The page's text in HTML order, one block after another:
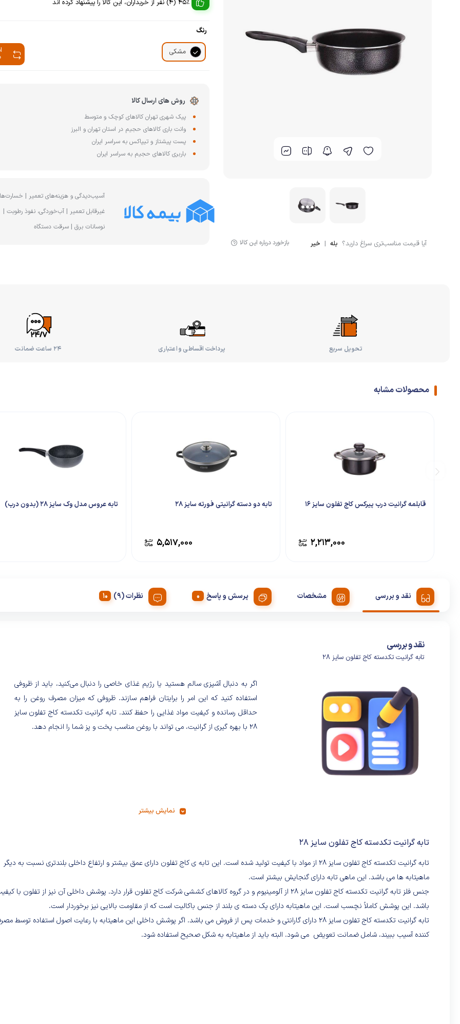
هات داگ پز
چای ساز
آیا قیمت مناسب‌تری سراغ دارید؟ بله | خیر بازخورد درباره این کالا
45% (4) نفر از خریداران، این کالا را پیشنهاد کرده اند
رنگ
مشکی
روش های ارسال کالا
پیک شهری تهران کالاهای کوچک و متوسط
وانت باری کالاهای حجیم در استان تهران و البرز
پست پیشتاز و تیپاکس به سراسر ایران
باربری کالاهای حجیم به سراسر ایران
آسیب‌دیدگی و هزینه‌های تعمیر |
غیرقابل تعمیر | آب‌خوردگی، نفوذ رطوبت |
نوسانات برق | سرقت دستگاه
تحویل سریع پرداخت اقساطی و اعتباری ۲۴ ساعت ضمانت
محصولات مشابه
قابلمه گرانیت درب پیرکس کاج تفلون سایز 16
۲,۲۱۳,۰۰۰
تابه دو دسته گرانیتی فورته سایز 28
۵,۵۱۷,۰۰۰
تابه عروس مدل وک سایز 28 (بدون درب)
نقد و بررسی مشخصات پرسش و پاسخ نظرات (9)
نقد و بررسی
تابه گرانیت تکدسته کاج تفلون سایز 28
اگر به‌ دنبال آشپزی سالم هستید یا رژیم غذای خاصی را دنبال می‌کنید، باید از ظروفی
استفاده کنید که این امر را برایتان فراهم سازند. ظروفی که میزان مصرف روغن را به
حداقل رسانده و کیفیت مواد غذایی را حفظ کنند. تابه گرانیت تکدسته کاج تفلون سایز
28 با بهره گیری از گرانیت، می تواند با روغن مناسب پخت و پز شما را انجام دهد.
نمایش بیشتر
تابه گرانیت تکدسته کاج تفلون سایز 28
تابه گرانیت تکدسته کاج تفلون سایز 28 از مواد با کیفیت تولید شده است. این تابه ی کاج تفلون دارای عمق بیشتر و ارتفاع داخلی بلندتری نسبت به دیگر
ماهیتابه ها می باشد. این ماهی تابه دارای گنجایش بیشتر است.
جنس فلز تابه گرانیت تکدسته کاج تفلون سایز 28 از آلومینیوم و در گروه کالاهای کششی شرکت کاج تفلون قرار دارد. پوشش داخلی آن نیز از تفلون با
باشد. این پوشش کاملاً نچسب است. این ماهیتابه دارای یک دسته ی بلند از جنس باکالیت است که از مقاومت بالایی نیز برخوردار است.
تابه گرانیت تکدسته کاج تفلون سایز 28 دارای گارانتی و خدمات پس از فروش می باشد. اگر پوشش داخلی این ماهیتابه با رعایت اصول استفاده توسط
کننده آسیب ببیند، شامل ضمانت تعویض می شود. البته باید از ماهیتابه به شکل صحیح استفاده شود.